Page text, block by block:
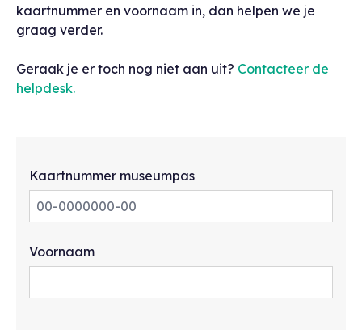
kaartnummer en voornaam in, dan helpen we je
graag verder.
Geraak je er toch nog niet aan uit? Contacteer de
helpdesk.
Kaartnummer museumpas
Voornaam